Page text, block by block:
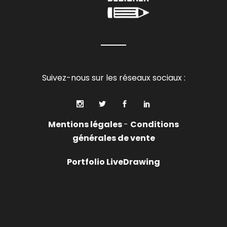
Suivez-nous sur les réseaux sociaux :
Mentions légales- Conditions
générales de vente
Portfolio LiveDrawing